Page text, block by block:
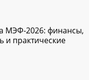
МЭФ-2026: финансы,
практические